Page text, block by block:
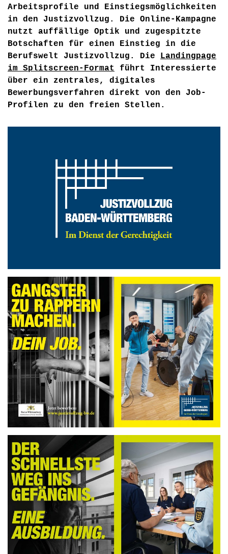
Arbeitsprofile und Einstiegsmöglichkeiten
in den Justizvollzug. Die Online-Kampagne
nutzt auffällige Optik und zugespitzte
Botschaften für einen Einstieg in die
Berufswelt Justizvollzug. Die Landingpage
im Splitscreen-Format
führt Interessierte
über ein zentrales, digitales
Bewerbungsverfahren direkt von den Job-
Profilen zu den freien Stellen.